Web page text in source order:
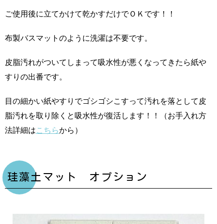
ご使用後に立てかけて乾かすだけでＯＫです！！
布製バスマットのように洗濯は不要です。
皮脂汚れがついてしまって吸水性が悪くなってきたら紙や
すりの出番です。
目の細かい紙やすりでゴシゴシこすって汚れを落として皮
脂汚れを取り除くと吸水性が復活します！！（お手入れ方
法詳細はこちらから）
珪藻土マット オプション